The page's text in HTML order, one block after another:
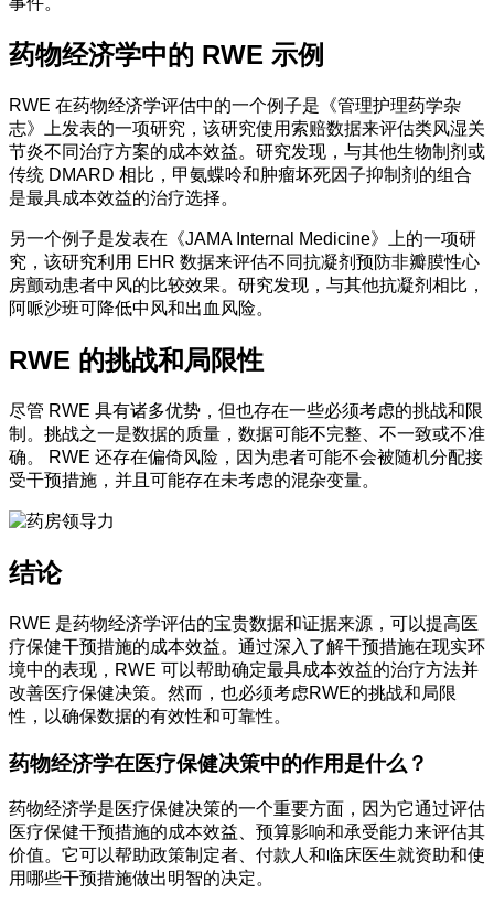
药物经济学中的 RWE 示例
RWE 在药物经济学评估中的一个例子是《管理护理药学杂
志》上发表的一项研究，该研究使用索赔数据来评估类风湿关
节炎不同治疗方案的成本效益。研究发现，与其他生物制剂或
传统 DMARD 相比，甲氨蝶呤和肿瘤坏死因子抑制剂的组合
是最具成本效益的治疗选择。
另一个例子是发表在《JAMA Internal Medicine》上的一项研
究，该研究利用 EHR 数据来评估不同抗凝剂预防非瓣膜性心
房颤动患者中风的比较效果。研究发现，与其他抗凝剂相比，
阿哌沙班可降低中风和出血风险。
RWE 的挑战和局限性
尽管 RWE 具有诸多优势，但也存在一些必须考虑的挑战和限
制。挑战之一是数据的质量，数据可能不完整、不一致或不准
确。 RWE 还存在偏倚风险，因为患者可能不会被随机分配接
受干预措施，并且可能存在未考虑的混杂变量。
结论
RWE 是药物经济学评估的宝贵数据和证据来源，可以提高医
疗保健干预措施的成本效益。通过深入了解干预措施在现实环
境中的表现，RWE 可以帮助确定最具成本效益的治疗方法并
改善医疗保健决策。然而，也必须考虑RWE的挑战和局限
性，以确保数据的有效性和可靠性。
药物经济学在医疗保健决策中的作用是什么？
药物经济学是医疗保健决策的一个重要方面，因为它通过评估
医疗保健干预措施的成本效益、预算影响和承受能力来评估其
价值。它可以帮助政策制定者、付款人和临床医生就资助和使
用哪些干预措施做出明智的决定。